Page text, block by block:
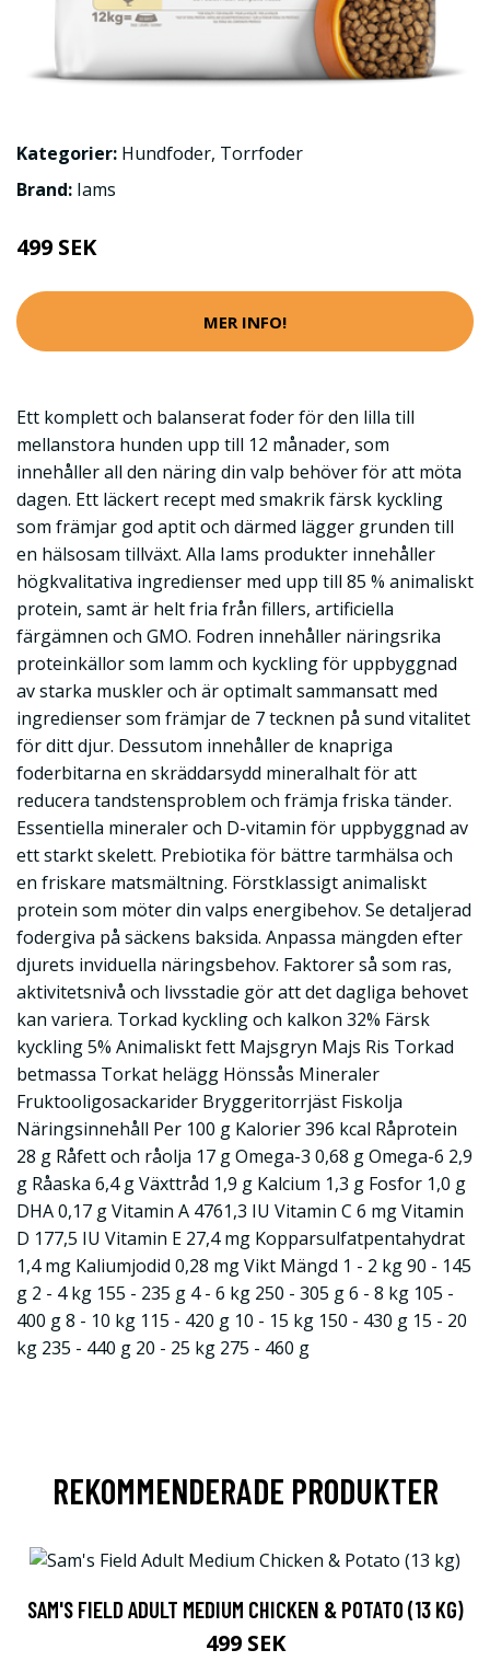
Kategorier: Hundfoder, Torrfoder
Brand: Iams
499 SEK
MER INFO!
Ett komplett och balanserat foder för den lilla till
mellanstora hunden upp till 12 månader, som
innehåller all den näring din valp behöver för att möta
dagen. Ett läckert recept med smakrik färsk kyckling
som främjar god aptit och därmed lägger grunden till
en hälsosam tillväxt. Alla Iams produkter innehåller
högkvalitativa ingredienser med upp till 85 % animaliskt
protein, samt är helt fria från fillers, artificiella
färgämnen och GMO. Fodren innehåller näringsrika
proteinkällor som lamm och kyckling för uppbyggnad
av starka muskler och är optimalt sammansatt med
ingredienser som främjar de 7 tecknen på sund vitalitet
för ditt djur. Dessutom innehåller de knapriga
foderbitarna en skräddarsydd mineralhalt för att
reducera tandstensproblem och främja friska tänder.
Essentiella mineraler och D-vitamin för uppbyggnad av
ett starkt skelett. Prebiotika för bättre tarmhälsa och
en friskare matsmältning. Förstklassigt animaliskt
protein som möter din valps energibehov. Se detaljerad
fodergiva på säckens baksida. Anpassa mängden efter
djurets inviduella näringsbehov. Faktorer så som ras,
aktivitetsnivå och livsstadie gör att det dagliga behovet
kan variera. Torkad kyckling och kalkon 32% Färsk
kyckling 5% Animaliskt fett Majsgryn Majs Ris Torkad
betmassa Torkat helägg Hönssås Mineraler
Fruktooligosackarider Bryggeritorrjäst Fiskolja
Näringsinnehåll Per 100 g Kalorier 396 kcal Råprotein
28 g Råfett och råolja 17 g Omega-3 0,68 g Omega-6 2,9
g Råaska 6,4 g Växttråd 1,9 g Kalcium 1,3 g Fosfor 1,0 g
DHA 0,17 g Vitamin A 4761,3 IU Vitamin C 6 mg Vitamin
D 177,5 IU Vitamin E 27,4 mg Kopparsulfatpentahydrat
1,4 mg Kaliumjodid 0,28 mg Vikt Mängd 1 - 2 kg 90 - 145
g 2 - 4 kg 155 - 235 g 4 - 6 kg 250 - 305 g 6 - 8 kg 105 -
400 g 8 - 10 kg 115 - 420 g 10 - 15 kg 150 - 430 g 15 - 20
kg 235 - 440 g 20 - 25 kg 275 - 460 g
REKOMMENDERADE PRODUKTER
SAM'S FIELD ADULT MEDIUM CHICKEN & POTATO (13 KG)
499 SEK